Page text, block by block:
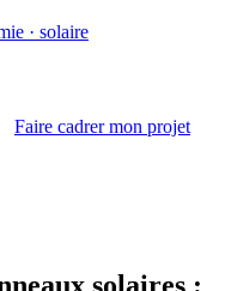
· solaire
Faire cadrer mon projet